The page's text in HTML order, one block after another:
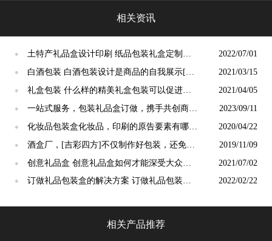
相关资讯
●
土特产礼品盒设计印刷 纸品包装礼盒定制厂
家[吉彩四方]
2022/07/01
●
白酒包装 白酒包装设计是商品的自我展示[吉
彩四方]包装设计定制印刷厂家
2021/03/15
●
礼盒包装 什么样的精美礼盒包装可以促进消
费者购买[吉彩四方]
2021/04/05
●
一站式服务，包装礼品盒订做，携手共创商业
辉煌！[吉彩四方]
2023/09/11
●
化妆品包装盒化妆品，印刷的原告要素有哪些
呢[吉彩四方]
2020/04/22
●
酒盒厂，[吉彩四方]不仅制作好包装，还免费
推荐工艺
2019/11/09
●
创意礼品盒 创意礼品盒如何才能深受大众欢
迎？ [吉彩四方]
2021/07/02
●
订做礼品包装盒的解决方案 订做礼品包装盒
2022/02/22
相关产品推荐